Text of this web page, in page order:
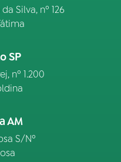
Silva, nº 126
SP
nº 1.200
AM
S/Nº